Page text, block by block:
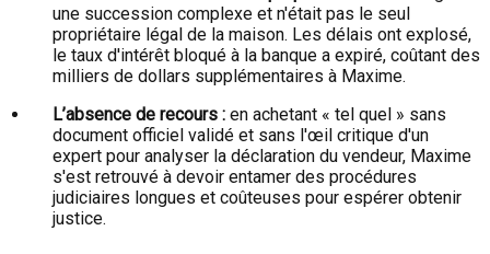
une succession complexe et n'était pas le seul
propriétaire légal de la maison. Les délais ont explosé,
le taux d'intérêt bloqué à la banque a expiré, coûtant des
milliers de dollars supplémentaires à Maxime.
L’absence de recours : en achetant « tel quel » sans
document officiel validé et sans l'œil critique d'un
expert pour analyser la déclaration du vendeur, Maxime
s'est retrouvé à devoir entamer des procédures
judiciaires longues et coûteuses pour espérer obtenir
justice.